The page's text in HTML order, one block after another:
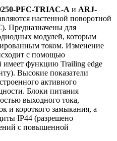
PFC-TRIAC-A и ARJ-
настенной поворотной
Предназначены для
модулей, которым
током. Изменение
с помощью
имеет функцию Trailing edge
Высокие показатели
активного
Блоки питания
выходного тока,
и короткого замыкания, а
IP44 (разрешено
с повышенной